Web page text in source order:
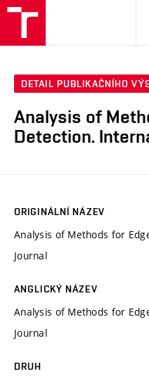
DETAIL PUBLIKAČNÍHO
Analysis of
Detection.
ORIGINÁLNÍ NÁZEV
Analysis of Methods for
Journal
ANGLICKÝ NÁZEV
Analysis of Methods for
Journal
DRUH